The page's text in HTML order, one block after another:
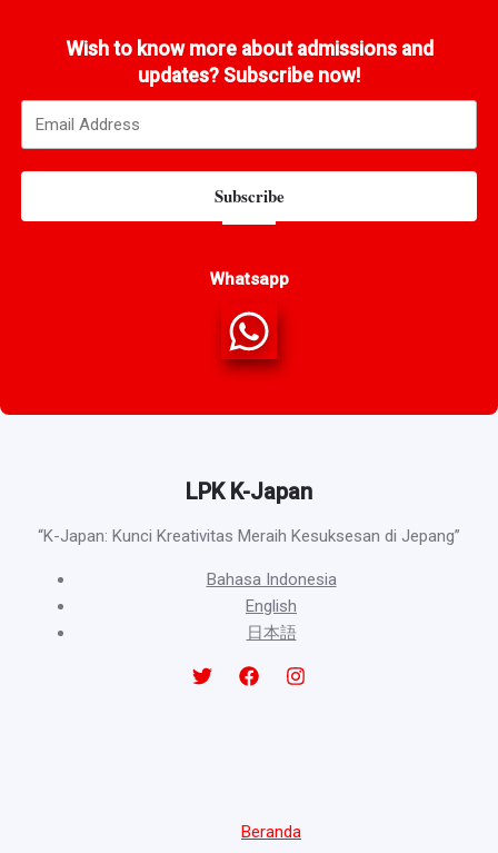
Wish to know more about admissions and
updates? Subscribe now!
Subscribe
Whatsapp
LPK K-Japan
“K-Japan: Kunci Kreativitas Meraih Kesuksesan di Jepang”
Bahasa Indonesia
English
日本語
Beranda